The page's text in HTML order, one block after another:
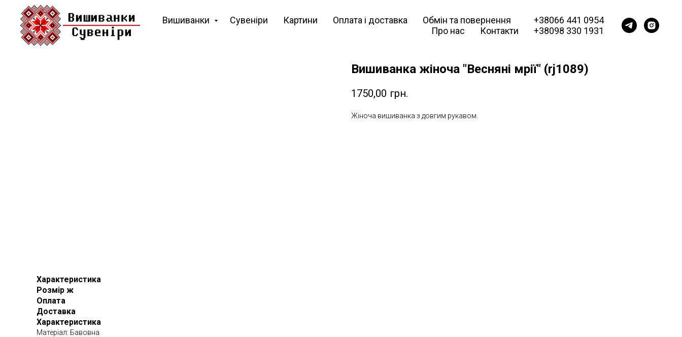
Вишиванки Сувеніри Картини Оплата і доставка
Обмін та повернення
Про нас
Контакти
+38066 441 0954
+38098 330 1931
Вишиванка жіноча "Весняні мрії" (rj1089)
1750,00 грн.
Жіноча вишиванка з довгим рукавом.
Характеристика
Розмір ж
Оплата
Доставка
Характеристика
Матеріал: Бавовна